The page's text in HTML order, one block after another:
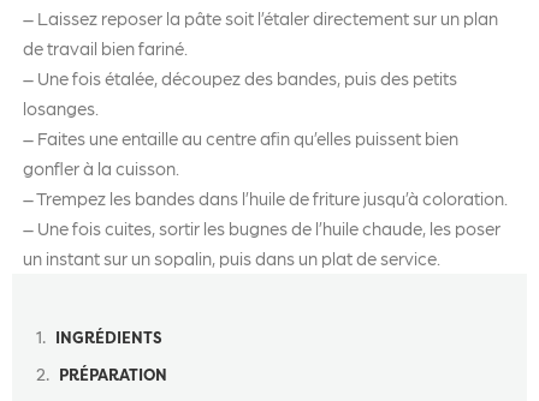
– Laissez reposer la pâte soit l’étaler directement sur un plan
de travail bien fariné.
– Une fois étalée, découpez des bandes, puis des petits
losanges.
– Faites une entaille au centre afin qu’elles puissent bien
gonfler à la cuisson.
– Trempez les bandes dans l’huile de friture jusqu’à coloration.
– Une fois cuites, sortir les bugnes de l’huile chaude, les poser
un instant sur un sopalin, puis dans un plat de service.
INGRÉDIENTS
PRÉPARATION